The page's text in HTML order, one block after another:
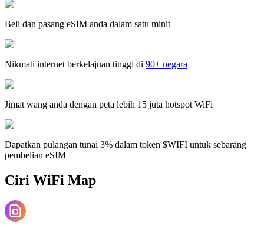
Beli dan pasang eSIM anda dalam satu minit
Nikmati internet berkelajuan tinggi di 90+ negara
Jimat wang anda dengan peta lebih 15 juta hotspot WiFi
Dapatkan pulangan tunai 3% dalam token $WIFI untuk sebarang
pembelian eSIM
Ciri WiFi Map